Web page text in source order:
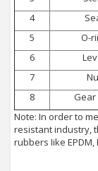
4
5
O-
6
7
8
Note: In order to
resistant industry,
rubbers Iike EPDM,